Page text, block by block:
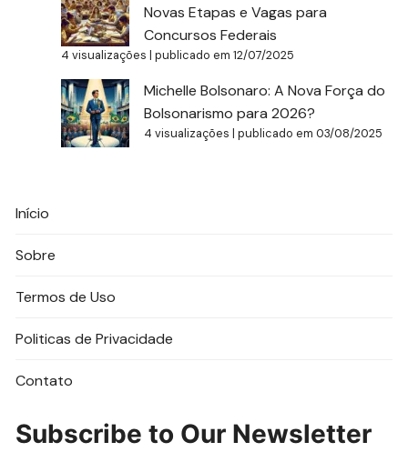
Novas Etapas e Vagas para
Concursos Federais
4 visualizações |publicado em 12/07/2025
Michelle Bolsonaro: A Nova Força do
Bolsonarismo para 2026?
4 visualizações |publicado em 03/08/2025
Início
Sobre
Termos de Uso
Politicas de Privacidade
Contato
Subscribe to Our Newsletter